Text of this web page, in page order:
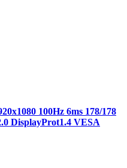
100Hz 6ms 178/178
DisplayProt1.4 VESA